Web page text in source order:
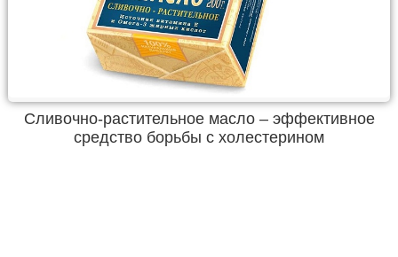
Сливочно-растительное масло – эффективное
средство борьбы с холестерином